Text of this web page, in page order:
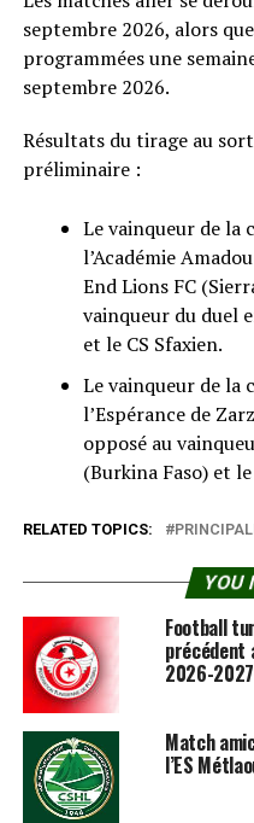
septembre 2026, alors
programmées une
septembre 2026.
Résultats du tirage au
préliminaire :
Le vainqueur de
l’Académie
End Lions FC
vainqueur du duel
et le CS Sfaxien.
Le vainqueur de
l’Espérance de
opposé au
(Burkina Faso) et
RELATED TOPICS:
YOU
Football
précédent
2026-2027
Match
l’ES